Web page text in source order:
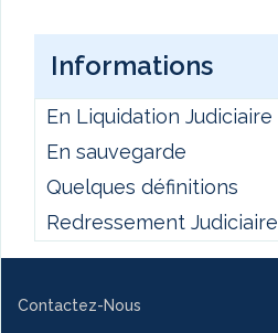
Informations
En Liquidation Judiciaire
En sauvegarde
Quelques définitions
Redressement Judiciaire
Contactez-Nous